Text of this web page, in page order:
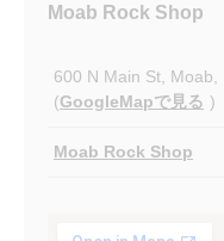
Moab Rock Shop
600 N Main St,
(GoogleMapで見る )
Moab Rock Shop